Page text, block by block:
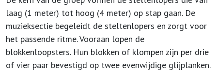
laag (1 meter) tot hoog (4 meter) op stap gaan. De
muzieksectie begeleidt de steltenlopers en zorgt voor
het passende ritme. Vooraan lopen de
blokkenloopsters. Hun blokken of klompen zijn per drie
of vier paar bevestigd op twee evenwijdige glijplanken.